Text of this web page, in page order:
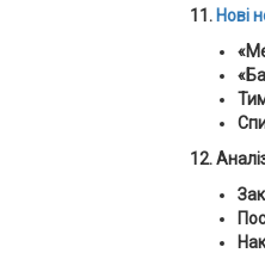
11. Нові
12.